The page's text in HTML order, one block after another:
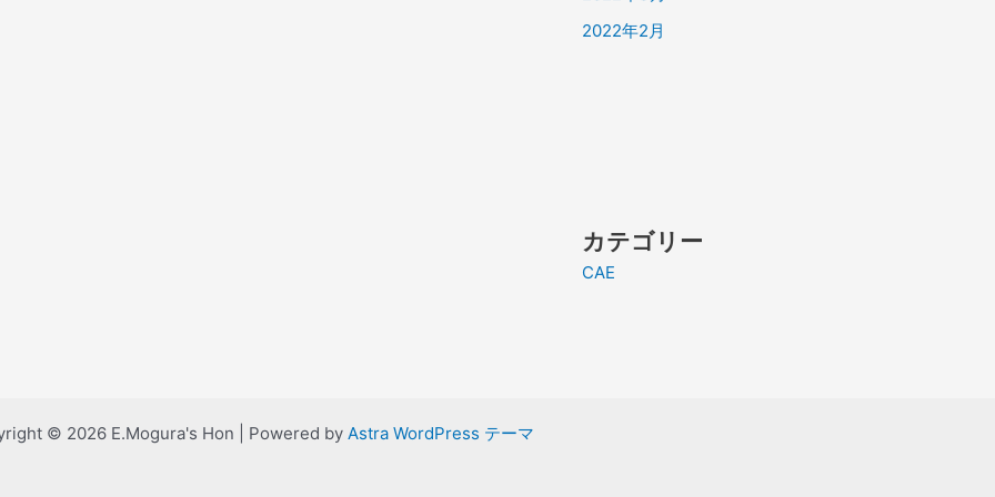
2022年2月
カテゴリー
CAE
© 2026 E.Mogura's Hon | Powered by Astra WordPress テーマ